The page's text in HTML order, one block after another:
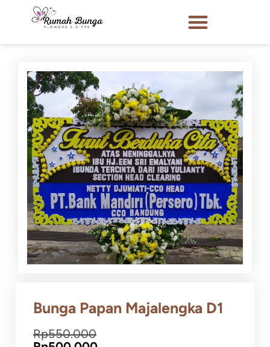
Bunga Papan Majalengka D1
Rp550.000